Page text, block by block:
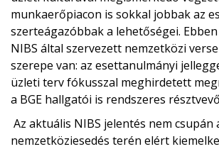
munkaerőpiacon is sokkal jobbak az
szerteágazóbbak a lehetőségei.
NIBS által szervezett nemzetközi
szerepe van: az esettanulmányi
üzleti terv fókusszal meghirdetett
a BGE hallgatói is rendszeres
Az aktuális NIBS jelentés nem csupán
nemzetköziesedés terén elért